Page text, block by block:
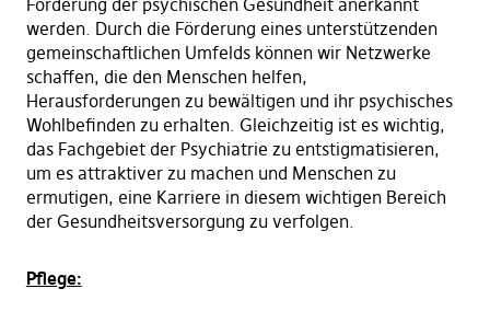
Förderung der psychischen Gesundheit anerkannt
werden. Durch die Förderung eines unterstützenden
gemeinschaftlichen Umfelds können wir Netzwerke
schaffen, die den Menschen helfen,
Herausforderungen zu bewältigen und ihr psychisches
Wohlbefinden zu erhalten. Gleichzeitig ist es wichtig,
das Fachgebiet der Psychiatrie zu entstigmatisieren,
um es attraktiver zu machen und Menschen zu
ermutigen, eine Karriere in diesem wichtigen Bereich
der Gesundheitsversorgung zu verfolgen.
Pflege: